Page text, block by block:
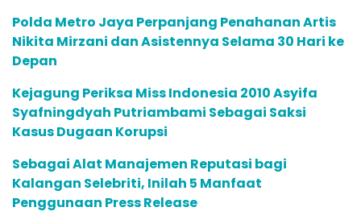
Polda Metro Jaya Perpanjang Penahanan Artis
Nikita Mirzani dan Asistennya Selama 30 Hari ke
Depan
Kejagung Periksa Miss Indonesia 2010 Asyifa
Syafningdyah Putriambami Sebagai Saksi
Kasus Dugaan Korupsi
Sebagai Alat Manajemen Reputasi bagi
Kalangan Selebriti, Inilah 5 Manfaat
Penggunaan Press Release